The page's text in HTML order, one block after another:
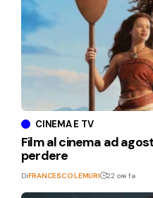
CINEMA E TV
Film al cinema ad
perdere
DiFRANCESCO LEMURI 22 ore fa